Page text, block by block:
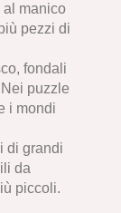
al manico
pezzi di
fondali
puzzle
i mondi
di grandi
da
piccoli.